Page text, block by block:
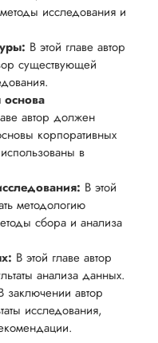
исследования и
В этой главе автор
существующей
основа
автор должен
корпоративных
в
В этой
методологию
сбора и анализа
В этой главе автор
анализа данных.
заключении автор
исследования,